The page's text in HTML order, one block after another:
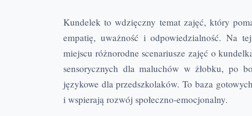
Kundelek to wdzięczny temat zajęć, który
empatię, uważność i odpowiedzialność. Na
miejscu różnorodne scenariusze zajęć o
sensorycznych dla maluchów w żłobku, po
językowe dla przedszkolaków. To baza
i wspierają rozwój społeczno‑emocjonalny.